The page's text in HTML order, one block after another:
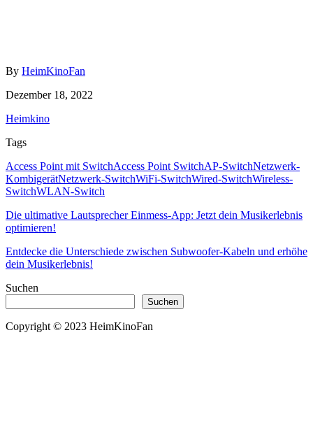
By Author
HeimKinoFan
Posted
Dezember 18, 2022
Categories
Heimkino
Tags
Tags
Access Point mit SwitchAccess Point SwitchAP-SwitchNetzwerk-
KombigerätNetzwerk-SwitchWiFi-SwitchWired-SwitchWireless-
SwitchWLAN-Switch
Beitragsnavigation
Die ultimative Lautsprecher Einmess-App: Jetzt dein Musikerlebnis
optimieren!
Entdecke die Unterschiede zwischen Subwoofer-Kabeln und erhöhe
dein Musikerlebnis!
Suchen
Suchen
Copyright © 2023 HeimKinoFan